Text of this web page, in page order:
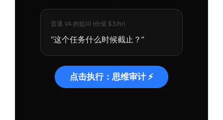
普通 VA 的提问 (价值 $3/hr)
“这个任务什么时候截止？”
点击执行：思维审计 ⚡